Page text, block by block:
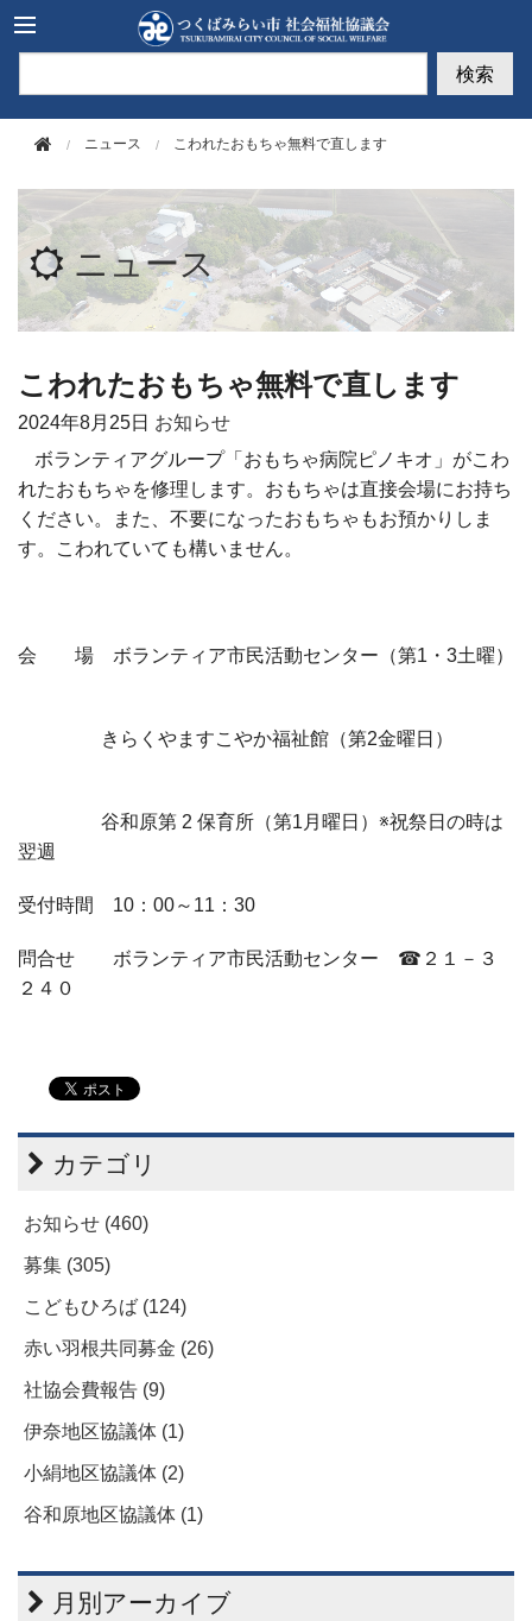
検索
ニュース こわれたおもちゃ無料で直します
ニュース
こわれたおもちゃ無料で直します
2024年8月25日 お知らせ
ボランティアグループ「おもちゃ病院ピノキオ」がこわ
れたおもちゃを修理します。おもちゃは直接会場にお持ち
ください。また、不要になったおもちゃもお預かりしま
す。こわれていても構いません。
会 場 ボランティア市民活動センター（第1 ・ 3土曜）
きらくやますこやか福祉館（第2金曜日）
谷和原第 2 保育所（第1 月曜日） ※祝祭日の時は
翌週
受付時間 10 ： 00～ 11 ： 30
問合せ ボランティア市民活動センター ☎ ２１－３
２４０
カテゴリ
お知らせ (460)
募集 (305)
こどもひろば (124)
赤い羽根共同募金 (26)
社協会費報告 (9)
伊奈地区協議体 (1)
小絹地区協議体 (2)
谷和原地区協議体 (1)
月別アーカイブ